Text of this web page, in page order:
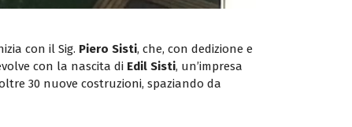
con il Sig. Piero Sisti, che, con dedizione e
con la nascita di Edil Sisti, un’impresa
30 nuove costruzioni, spaziando da